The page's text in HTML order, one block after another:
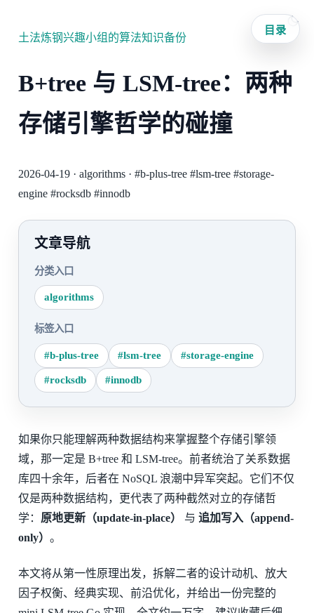
土法炼钢兴趣小组的算法知识备份
B+tree 与 LSM-tree：两种
存储引擎哲学的碰撞
2026-04-19· algorithms· #b-plus-tree #lsm-tree #storage-
engine #rocksdb #innodb
文章导航
分类入口
algorithms
标签入口
#b-plus-tree #lsm-tree #storage-engine
#rocksdb #innodb
如果你只能理解两种数据结构来掌握整个存储引擎领
域，那一定是 B+tree 和 LSM-tree。前者统治了关系数据
库四十余年，后者在 NoSQL 浪潮中异军突起。它们不仅
仅是两种数据结构，更代表了两种截然对立的存储哲
学： 原地更新（update-in-place） 与 追加写入（append-
only） 。
本文将从第一性原理出发，拆解二者的设计动机、放大
因子权衡、经典实现、前沿优化，并给出一份完整的
目录